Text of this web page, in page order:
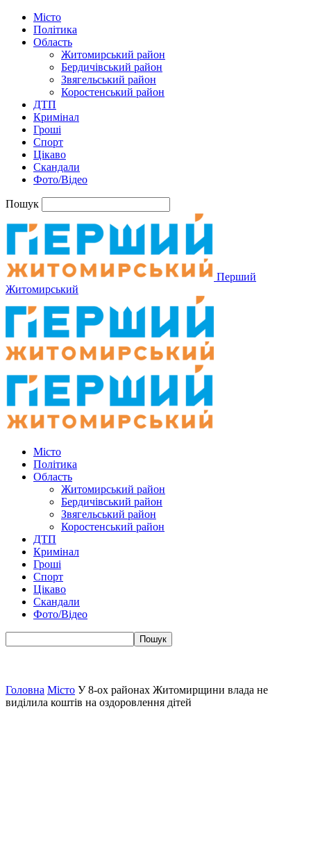
Місто
Політика
Область
Житомирський район
Бердичівський район
Звягельський район
Коростенський район
ДТП
Кримінал
Гроші
Спорт
Цікаво
Скандали
Фото/Відео
Пошук
Перший
Житомирський
Місто
Політика
Область
Житомирський район
Бердичівський район
Звягельський район
Коростенський район
ДТП
Кримінал
Гроші
Спорт
Цікаво
Скандали
Фото/Відео
Головна Місто У 8-ох районах Житомирщини влада не
виділила коштів на оздоровлення дітей